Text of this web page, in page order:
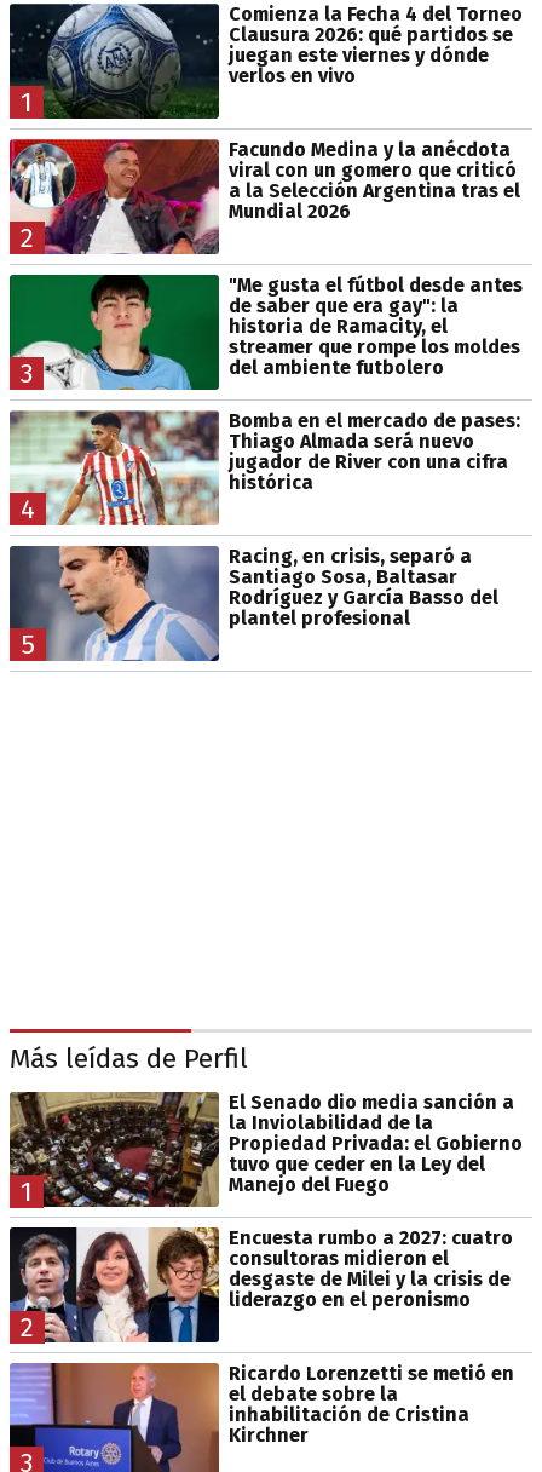
1
Comienza la Fecha 4 del Torneo
Clausura 2026: qué partidos se
juegan este viernes y dónde
verlos en vivo
2
Facundo Medina y la anécdota
viral con un gomero que criticó
a la Selección Argentina tras el
Mundial 2026
3
"Me gusta el fútbol desde antes
de saber que era gay": la
historia de Ramacity, el
streamer que rompe los moldes
del ambiente futbolero
4
Bomba en el mercado de pases:
Thiago Almada será nuevo
jugador de River con una cifra
histórica
5
Racing, en crisis, separó a
Santiago Sosa, Baltasar
Rodríguez y García Basso del
plantel profesional
Más leídas de Perfil
1
El Senado dio media sanción a
la Inviolabilidad de la
Propiedad Privada: el Gobierno
tuvo que ceder en la Ley del
Manejo del Fuego
2
Encuesta rumbo a 2027: cuatro
consultoras midieron el
desgaste de Milei y la crisis de
liderazgo en el peronismo
3
Ricardo Lorenzetti se metió en
el debate sobre la
inhabilitación de Cristina
Kirchner